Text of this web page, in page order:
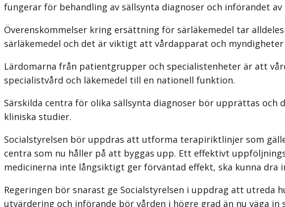
fungerar för behandling av sällsynta diagnoser och införandet av
Överenskommelser kring ersättning för särläkemedel tar
särläkemedel och det är viktigt att vårdapparat och
Lärdomarna från patientgrupper och specialistenheter är att
specialistvård och läkemedel till en nationell funktion.
Särskilda centra för olika sällsynta diagnoser bör upprättas
kliniska studier.
Socialstyrelsen bör uppdras att utforma terapiriktlinjer som
centra som nu håller på att byggas upp. Ett effektivt
medicinerna inte långsiktigt ger förväntad effekt, ska kunna dra
Regeringen bör snarast ge Socialstyrelsen i uppdrag att
utvärdering och införande bör vården i högre grad än nu väga